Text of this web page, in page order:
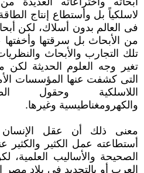
لاسلكياً بل وأستطاع إنتاج
فى العالم بدون أسلاك، لكن
من الأبحاث بل سرقتها وأخفتها
تلك التجارب والأبحاث
تغير وجه العلوم الحديثة لكن
التى كشفت ‏عنها المؤسسات
اللاسلكية وحقول
والكهرومغناطيسية وغيرها.‏
معنى ذلك أن عقل الإنسان
أستطاعته عمل الكثير والكثير
الصحيحة والأساليب العلمية،
العرب أو بالتحديد فى بلاد